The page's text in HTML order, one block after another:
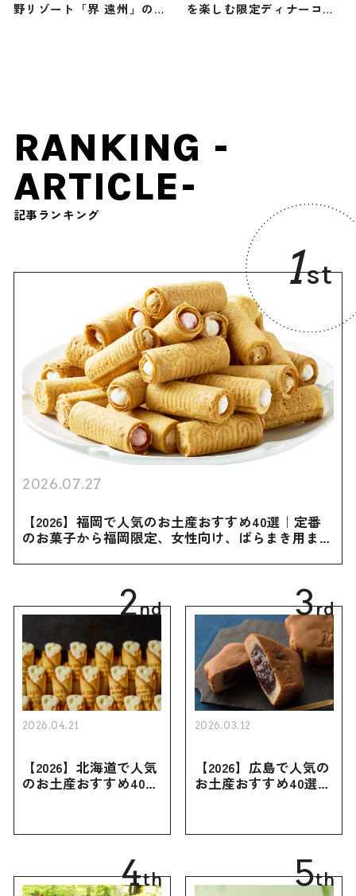
野リゾート「界 遠州」の
を楽しむ限定ディナーコー
RANKING -
ARTICLE-
記事ランキング
1st
2026.07.27
【2026】福岡で人気のお土産おすすめ40選｜定番
のお菓子から福岡限定、女性向け、ばらまき用まで
2nd
2026.04.21
【2026】北海道で人気
のお土産おすすめ40選
買えない限定品、女性
3rd
2026.03.12
【2026】広島で人気の
お土産おすすめ40選｜
き用、女性向けまで幅
4th 5th